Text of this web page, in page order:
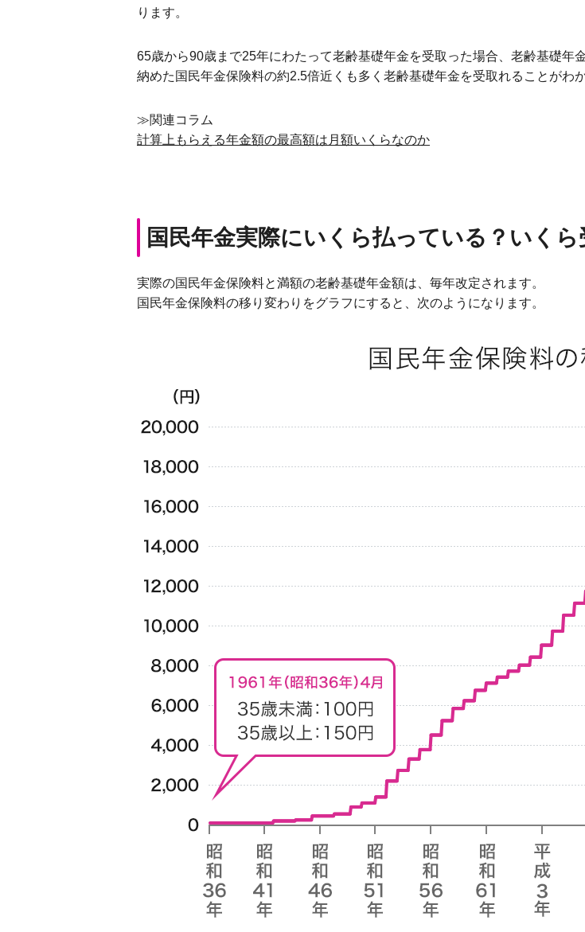
ります。
65歳から90歳まで25年にわたって老齢基礎年金を受取った場合、老齢基礎年
納めた国民年金保険料の約2.5倍近くも多く老齢基礎年金を受取れることがわか
≫関連コラム
計算上もらえる年金額の最高額は月額いくらなのか
国民年金実際にいくら払っている？いくら
実際の国民年金保険料と満額の老齢基礎年金額は、毎年改定されます。
国民年金保険料の移り変わりをグラフにすると、次のようになります。